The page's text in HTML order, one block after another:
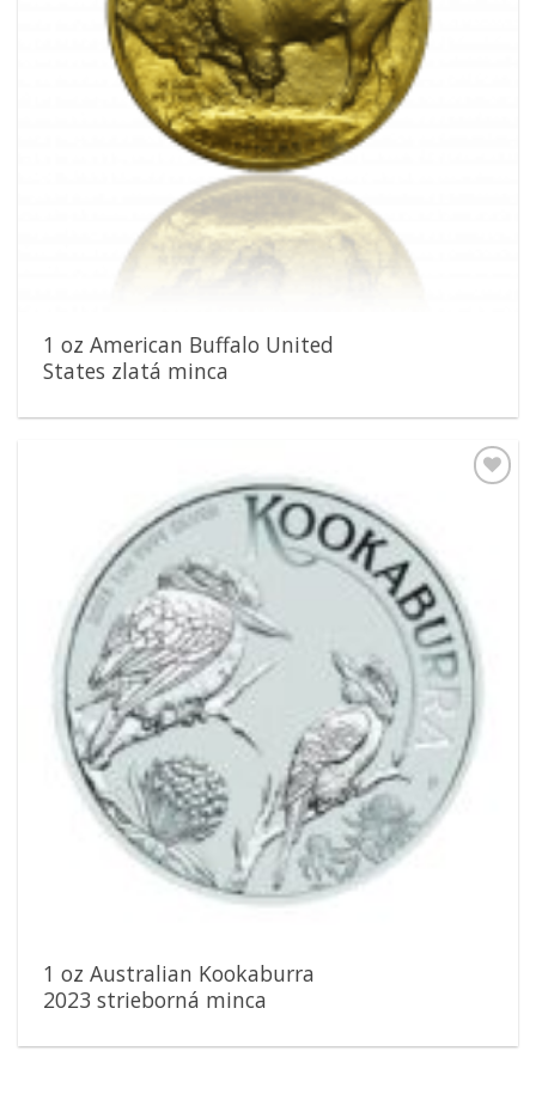
1 oz American Buffalo United
States zlatá minca
1 oz Australian Kookaburra
2023 strieborná minca